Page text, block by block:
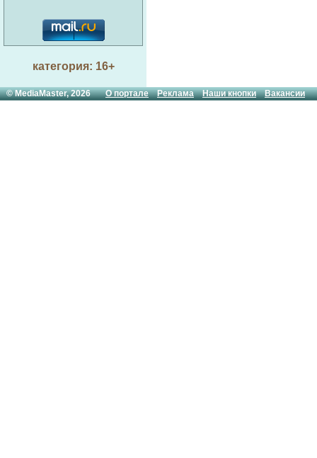
категория: 16+
© MediaMaster, 2026О портале Реклама Наши кнопки Вакансии